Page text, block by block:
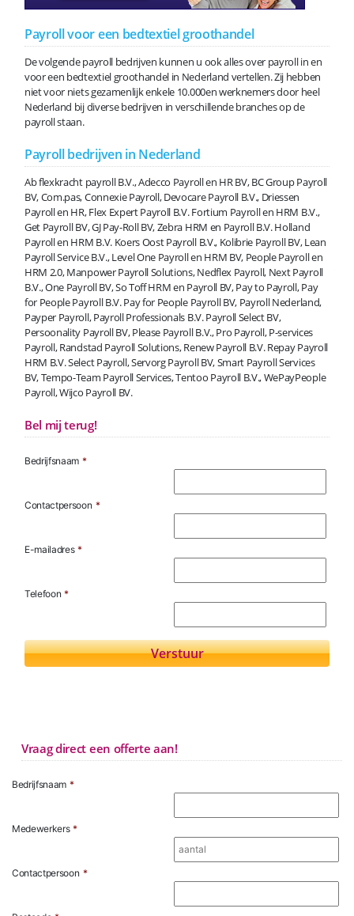
Payroll voor een bedtextiel groothandel
De volgende payroll bedrijven kunnen u ook alles over payroll in en
voor een bedtextiel groothandel in Nederland vertellen. Zij hebben
niet voor niets gezamenlijk enkele 10.000en werknemers door heel
Nederland bij diverse bedrijven in verschillende branches op de
payroll staan.
Payroll bedrijven in Nederland
Ab flexkracht payroll B.V., Adecco Payroll en HR BV, BC Group Payroll
BV, Com.pas, Connexie Payroll, Devocare Payroll B.V., Driessen
Payroll en HR, Flex Expert Payroll B.V. Fortium Payroll en HRM B.V.,
Get Payroll BV, GJ Pay-Roll BV, Zebra HRM en Payroll B.V. Holland
Payroll en HRM B.V. Koers Oost Payroll B.V., Kolibrie Payroll BV, Lean
Payroll Service B.V., Level One Payroll en HRM BV, People Payroll en
HRM 2.0, Manpower Payroll Solutions, Nedflex Payroll, Next Payroll
B.V., One Payroll BV, So Toff HRM en Payroll BV, Pay to Payroll, Pay
for People Payroll B.V. Pay for People Payroll BV, Payroll Nederland,
Payper Payroll, Payroll Professionals B.V. Payroll Select BV,
Persoonality Payroll BV, Please Payroll B.V., Pro Payroll, P-services
Payroll, Randstad Payroll Solutions, Renew Payroll B.V. Repay Payroll
HRM B.V. Select Payroll, Servorg Payroll BV, Smart Payroll Services
BV, Tempo-Team Payroll Services, Tentoo Payroll B.V., WePayPeople
Payroll, Wijco Payroll BV.
Bel mij terug!
Bedrijfsnaam *
Contactpersoon *
E-mailadres *
Telefoon *
Vraag direct een offerte aan!
Bedrijfsnaam *
Medewerkers *
Contactpersoon *